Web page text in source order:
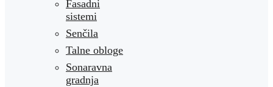
Fasadni
sistemi
Senčila
Talne obloge
Sonaravna
gradnja